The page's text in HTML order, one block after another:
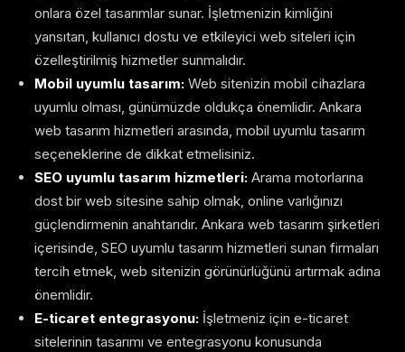
onlara özel tasarımlar sunar. İşletmenizin kimliğini
yansıtan, kullanıcı dostu ve etkileyici web siteleri için
özelleştirilmiş hizmetler sunmalıdır.
Mobil uyumlu tasarım: Web sitenizin mobil cihazlara
uyumlu olması, günümüzde oldukça önemlidir. Ankara
web tasarım hizmetleri arasında, mobil uyumlu tasarım
seçeneklerine de dikkat etmelisiniz.
SEO uyumlu tasarım hizmetleri: Arama motorlarına
dost bir web sitesine sahip olmak, online varlığınızı
güçlendirmenin anahtarıdır. Ankara web tasarım şirketleri
içerisinde, SEO uyumlu tasarım hizmetleri sunan firmaları
tercih etmek, web sitenizin görünürlüğünü artırmak adına
önemlidir.
E-ticaret entegrasyonu: İşletmeniz için e-ticaret
sitelerinin tasarımı ve entegrasyonu konusunda